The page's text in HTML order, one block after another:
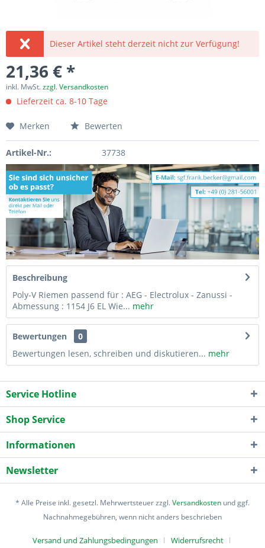
Dieser Artikel steht derzeit nicht zur Verfügung!
21,36 € *
inkl. MwSt.zzgl. Versandkosten
Lieferzeit ca. 8-10 Tage
Merken Bewerten
Artikel-Nr.: 37738
Beschreibung
Poly-V Riemen passend für : AEG - Electrolux - Zanussi -
Abmessung : 1154 J6 EL Wie... mehr
Bewertungen
0
Bewertungen lesen, schreiben und diskutieren... mehr
Service Hotline
Shop Service
Informationen
Newsletter
* Alle Preise inkl. gesetzl. Mehrwertsteuer zzgl.Versandkosten und ggf.
Nachnahmegebühren, wenn nicht anders beschrieben
Versand und Zahlungsbedingungen Widerrufsrecht